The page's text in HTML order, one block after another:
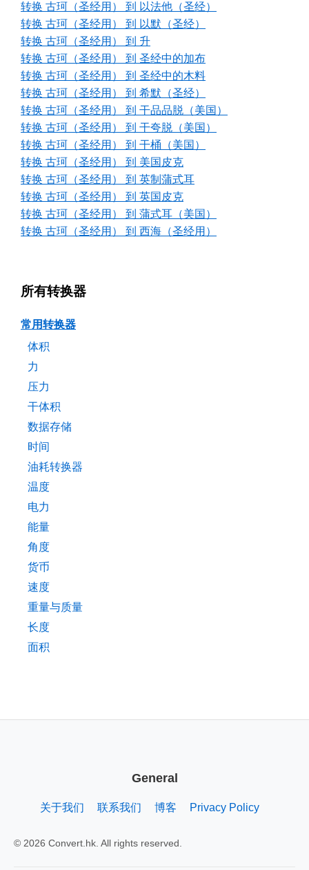
转换 古珂（圣经用） 到 以法他（圣经）
转换 古珂（圣经用） 到 以默（圣经）
转换 古珂（圣经用） 到 升
转换 古珂（圣经用） 到 圣经中的加布
转换 古珂（圣经用） 到 圣经中的木料
转换 古珂（圣经用） 到 希默（圣经）
转换 古珂（圣经用） 到 干品品脱（美国）
转换 古珂（圣经用） 到 干夸脱（美国）
转换 古珂（圣经用） 到 干桶（美国）
转换 古珂（圣经用） 到 美国皮克
转换 古珂（圣经用） 到 英制蒲式耳
转换 古珂（圣经用） 到 英国皮克
转换 古珂（圣经用） 到 蒲式耳（美国）
转换 古珂（圣经用） 到 西海（圣经用）
所有转换器
常用转换器
体积
力
压力
干体积
数据存储
时间
油耗转换器
温度
电力
能量
角度
货币
速度
重量与质量
长度
面积
General
关于我们 联系我们 博客 Privacy Policy
© 2026 Convert.hk. All rights reserved.